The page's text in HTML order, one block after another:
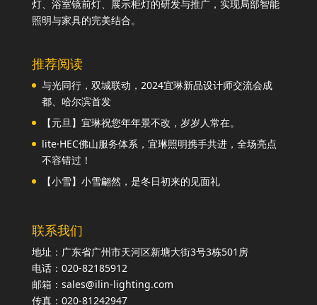
灯、浴室镜前灯、展示柜灯的研发与推广，实现局部智能
照明与家具的完美结合。
推荐阅读
与光同行，双城联动，2024宜琳新品设计师交流会成
都、哈尔滨首发
【元旦】宜琳祝您年年景不改，岁岁人常在。
lite·HEC佛山服务体系，宜琳照明携手共进，全场亮点
不容错过！
【小雪】小雪翩然，是冬日初来的见面礼
联系我们
地址：广东省广州市天河区新塘大街3号3栋501房
电话：020-82185912
邮箱：sales@ilin-lighting.com
传真：020-81242947